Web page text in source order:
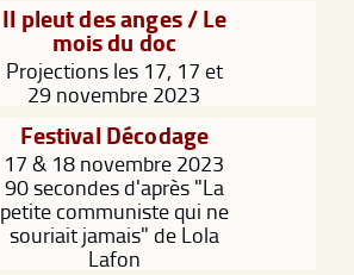
Il pleut des anges / Le
mois du doc
Projections les 17, 17 et
29 novembre 2023
Festival Décodage
17 & 18 novembre 2023
90 secondes d'après "La
petite communiste qui ne
souriait jamais" de Lola
Lafon